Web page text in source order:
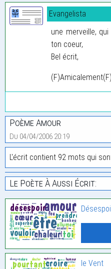
Evangelista
une merveille,
ton coeur,
Bel écrit,
(F)Amicalement(F)
Poème Amour
Du 04/04/2006 20:19
L'écrit contient 92 mots qui
Le Poète À Aussi Écrit:
le Vent